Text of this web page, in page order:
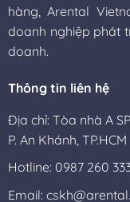
hàng, Arental
doanh nghiệp phát
doanh.
Thông tin liên hệ
Địa chỉ: Tòa nhà A
P. An Khánh, TP.HCM
Hotline: 0987 260
Email: